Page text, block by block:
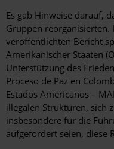
Es gab Hinweise darauf,
Gruppen
veröffentlichten Bericht
Amerikanischer Staaten
Unterstützung des
Proceso de Paz en
Estados Americanos –
illegalen Strukturen, sich
insbesondere für die
aufgefordert seien, diese